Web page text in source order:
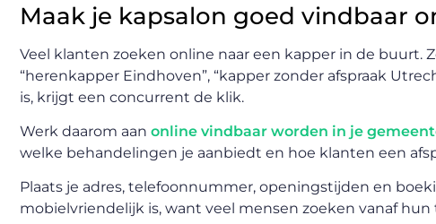
Maak je kapsalon goed vindbaar
Veel klanten zoeken online naar een kapper in de buurt.
“herenkapper Eindhoven”, “kapper zonder afspraak
is, krijgt een concurrent de klik.
Werk daarom aan online vindbaar worden in je
welke behandelingen je aanbiedt en hoe klanten een
Plaats je adres, telefoonnummer, openingstijden en
mobielvriendelijk is, want veel mensen zoeken vanaf hun